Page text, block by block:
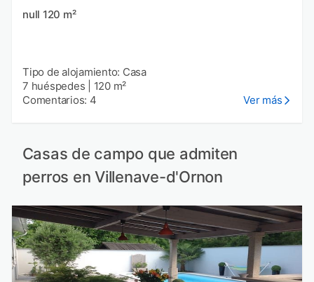
null 120 m²
Tipo de alojamiento: Casa
7 huéspedes
120 m²
Comentarios: 4
Ver más
Casas de campo que admiten
perros en Villenave-d'Ornon